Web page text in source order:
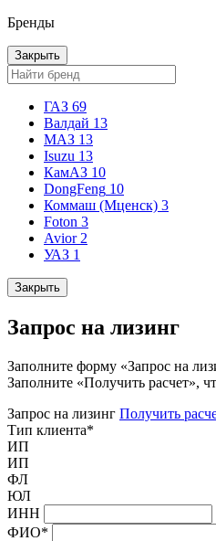
Бренды
Закрыть
ГАЗ 69
Валдай 13
МАЗ 13
Isuzu 13
КамАЗ 10
DongFeng 10
Коммаш (Мценск) 3
Foton 3
Avior 2
УАЗ 1
Закрыть
Запрос на лизинг
Заполните форму «Запрос на
Заполните «Получить расчет»,
Запрос на лизинг Получить
Тип клиента*
ИП
ИП
ФЛ
ЮЛ
ИНН
ФИО*